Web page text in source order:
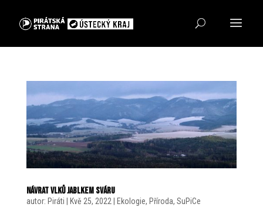
Návrat vlků jablkem sváru
autor: Piráti Kvě 25, 2022| Ekologie, Příroda, SuPiCe